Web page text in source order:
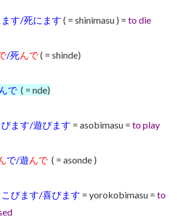
ます/死にます ( = shinimasu ) = to die
/死んで( = shinde)
んで ( = nde)
ます/遊びます = asobimasu = to play
で/遊んで ( = asonde )
こびます/喜びます = yorokobimasu = to